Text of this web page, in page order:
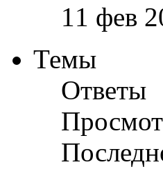
11 фев
Темы
Ответы